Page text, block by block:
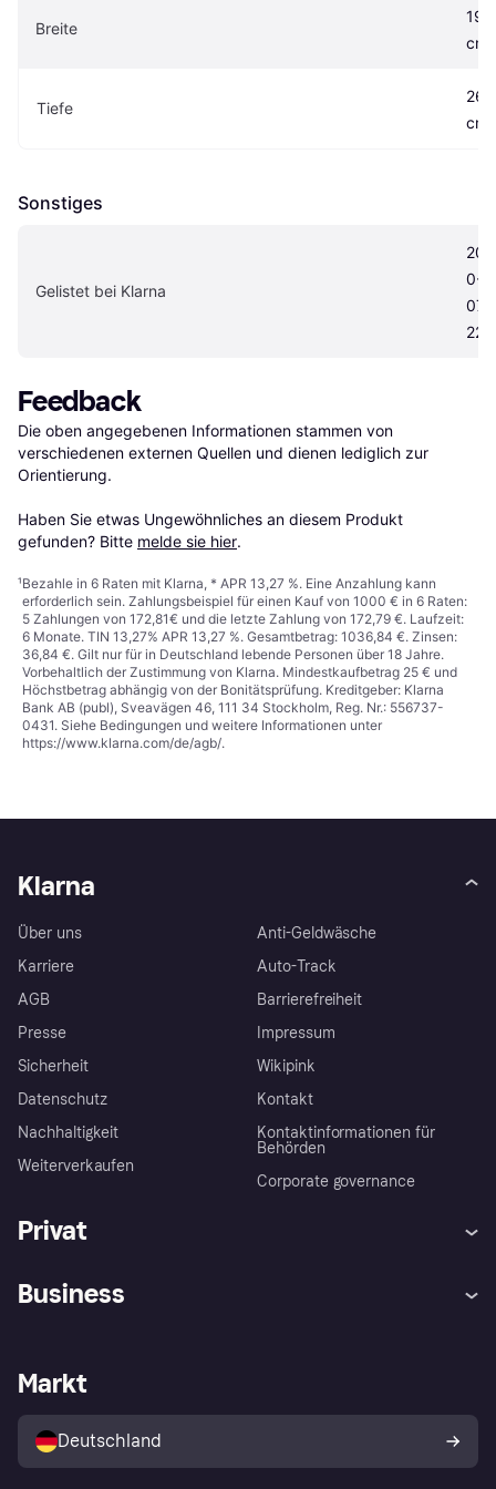
Breite
cm
Tiefe
cm
Sonstiges
Gelistet bei Klarna
202
0-
07-
22
Feedback
Die oben angegebenen Informationen stammen von
verschiedenen externen Quellen und dienen lediglich zur
Orientierung.
Haben Sie etwas Ungewöhnliches an diesem Produkt
gefunden? Bitte melde sie hier.
¹Bezahle in 6 Raten mit Klarna, * APR 13,27 %. Eine Anzahlung kann
erforderlich sein. Zahlungsbeispiel für einen Kauf von 1000 € in 6 Raten:
5 Zahlungen von 172,81€ und die letzte Zahlung von 172,79 €. Laufzeit:
6 Monate. TIN 13,27% APR 13,27 %. Gesamtbetrag: 1036,84 €. Zinsen:
36,84 €. Gilt nur für in Deutschland lebende Personen über 18 Jahre.
Vorbehaltlich der Zustimmung von Klarna. Mindestkaufbetrag 25 € und
Höchstbetrag abhängig von der Bonitätsprüfung. Kreditgeber: Klarna
Bank AB (publ), Sveavägen 46, 111 34 Stockholm, Reg. Nr.: 556737-
0431. Siehe Bedingungen und weitere Informationen unter
https://www.klarna.com/de/agb/.
Klarna
Über uns
Karriere
AGB
Presse
Sicherheit
Datenschutz
Nachhaltigkeit
Weiterverkaufen
Anti-Geldwäsche
Auto-Track
Barrierefreiheit
Impressum
Wikipink
Kontakt
Kontaktinformationen für
Behörden
Corporate governance
Privat
Klarna App
Shops entdecken
Käuferschutzrichtlinie
Dein Widerrufsrecht
Business
Händlerportal
Markt
Deutschland